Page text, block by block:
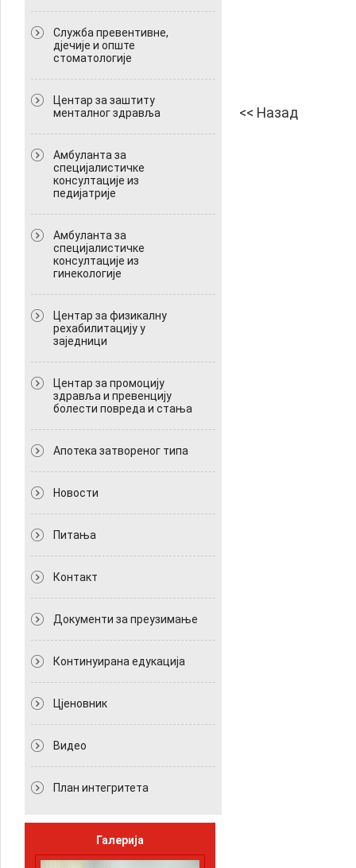
Служба превентивне,
дјечије и опште
стоматологије
Центар за заштиту
менталног здравља
Амбуланта за
специјалистичке
консултације из
педијатрије
Амбуланта за
специјалистичке
консултације из
гинекологије
Центар за физикалну
рехабилитацију у
заједници
Центар за промоцију
здравља и превенцију
болести повреда и стања
Апотека затвореног типа
Новости
Питања
Контакт
Документи за преузимање
Континуирана едукација
Цјеновник
Видео
План интегритета
Галерија
<< Назад